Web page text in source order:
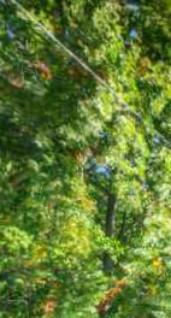
https://